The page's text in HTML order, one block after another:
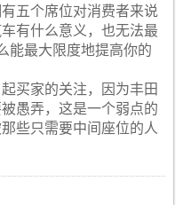
五个席位对消费者来说
有什么意义，也无法最
能最大限度地提高你的
买家的关注，因为丰田
愚弄，这是一个弱点的
些只需要中间座位的人